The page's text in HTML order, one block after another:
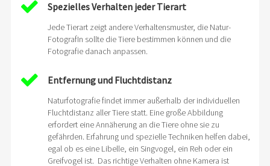
Spezielles Verhalten jeder Tierart
Jede Tierart zeigt andere Verhaltensmuster, die Natur-
FotografIn sollte die Tiere bestimmen können und die
Fotografie danach anpassen.
Entfernung und Fluchtdistanz
Naturfotografie findet immer außerhalb der individuellen
Fluchtdistanz aller Tiere statt. Eine große Abbildung
erfordert eine Annäherung an die Tiere ohne sie zu
gefährden. Erfahrung und spezielle Techniken helfen dabei,
egal ob es eine Libelle, ein Singvogel, ein Reh oder ein
Greifvogel ist. Das richtige Verhalten ohne Kamera ist